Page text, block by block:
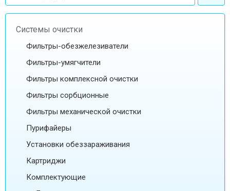
Системы очистки
Фильтры-обезжелезиватели
Фильтры-умягчители
Фильтры комплексной очистки
Фильтры сорбционные
Фильтры механической очистки
Пурифайеры
Установки обеззараживания
Картриджи
Комплектующие